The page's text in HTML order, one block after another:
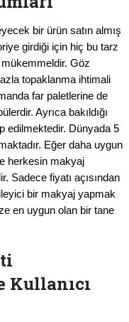
bir ürün satın almış
girdiği için hiç bu tarz
Göz
topaklanma ihtimali
far paletlerine de
Ayrıca bakıldığı
edilmektedir. Dünyada 5
Eğer daha uygun
herkesin makyaj
Sadece fiyatı açısından
bir makyaj yapmak
en uygun olan bir tane
Kullanıcı